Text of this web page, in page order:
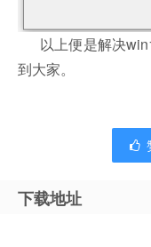
以上便是解决
到大家。
下载地址